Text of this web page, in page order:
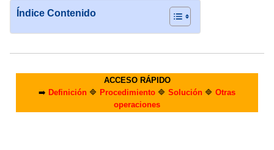
Índice Contenido
ACCESO RÁPIDO
➡️ Definición 🔷 Procedimiento 🔷 Solución 🔷 Otras
operaciones